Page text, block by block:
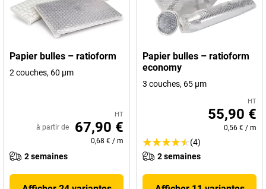
Papier bulles – ratioform
2 couches, 60 µm
HT
à partir de 67,90 €
0,68 € / m
2 semaines
Papier bulles – ratioform
economy
3 couches, 65 µm
HT
55,90 €
0,56 € / m
(4)
2 semaines